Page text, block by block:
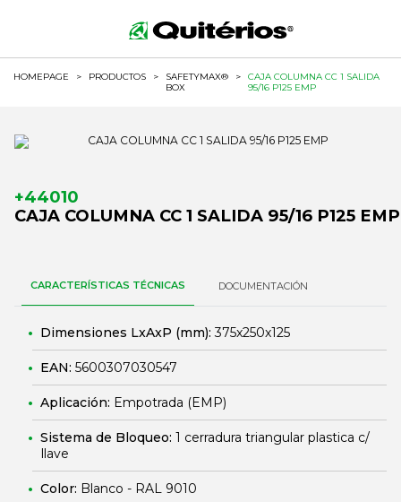
HOMEPAGE > PRODUCTOS >
SAFETYMAX®
BOX
>
CAJA COLUMNA CC 1 SALIDA
95/16 P125 EMP
+44010
CAJA COLUMNA CC 1 SALIDA 95/16 P125 EMP
CARACTERÍSTICAS TÉCNICAS DOCUMENTACIÓN
Dimensiones LxAxP (mm):375x250x125
EAN: 5600307030547
Aplicación: Empotrada (EMP)
Sistema de Bloqueo: 1 cerradura triangular plastica c/
llave
Color: Blanco - RAL 9010